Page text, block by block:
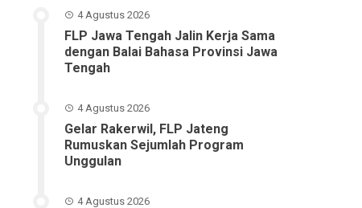
4 Agustus 2026
FLP Jawa Tengah Jalin Kerja Sama
dengan Balai Bahasa Provinsi Jawa
Tengah
4 Agustus 2026
Gelar Rakerwil, FLP Jateng
Rumuskan Sejumlah Program
Unggulan
4 Agustus 2026